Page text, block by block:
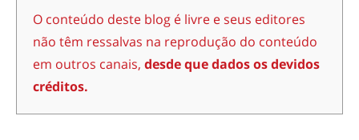
O conteúdo deste blog é livre e seus editores
não têm ressalvas na reprodução do conteúdo
em outros canais, desde que dados os devidos
créditos.